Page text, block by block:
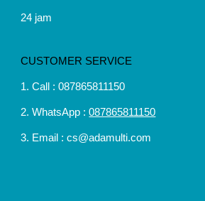
24 jam
CUSTOMER SERVICE
1. Call : 087865811150
2. WhatsApp :087865811150
3. Email : cs@adamulti.com